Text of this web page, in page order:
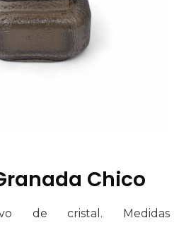
Chico
de cristal. Medidas